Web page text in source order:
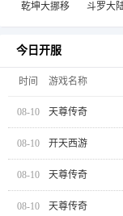
乾坤大挪移
今日开服
时间 游戏名称
08-10 天尊传奇
08-10 开天西游
08-10 天尊传奇
08-10 天尊传奇